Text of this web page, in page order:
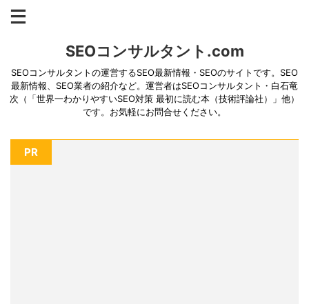
SEOコンサルタント.com
SEOコンサルタントの運営するSEO最新情報・SEOのサイトです。SEO
最新情報、SEO業者の紹介など。運営者はSEOコンサルタント・白石竜
次（「世界一わかりやすいSEO対策 最初に読む本（技術評論社）」他）
です。お気軽にお問合せください。
PR